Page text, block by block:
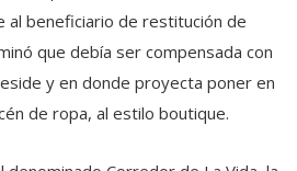
al beneficiario de restitución de
que debía ser compensada con
y en donde proyecta poner en
de ropa, al estilo boutique.